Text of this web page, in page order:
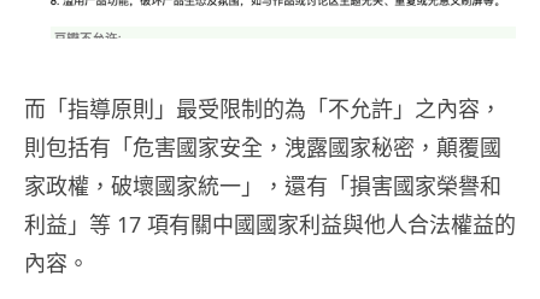
而「指導原則」最受限制的為「不允許」之內容，
則包括有「危害國家安全，洩露國家秘密，顛覆國
家政權，破壞國家統一」，還有「損害國家榮譽和
利益」等 17 項有關中國國家利益與他人合法權益的
內容。